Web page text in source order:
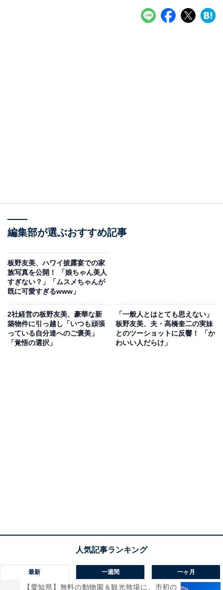
編集部が選ぶおすすめ記事
板野友美、ハワイ披露宴での家
族写真を公開！ 「娘ちゃん美人
すぎない？」「ムスメちゃんが
既に可愛すぎるwww」
2社経営の板野友美、豪華な新
築物件に引っ越し「いつも頑張
っている自分達へのご褒美」
「覚悟の選択」
「一般人とはとても思えない」
板野友美、夫・高橋奎二の実妹
とのツーショットに反響！ 「か
わいい人だらけ」
最新 一週間 一ヶ月
【愛知県】無料の動物園＆観光牧場に、市初の